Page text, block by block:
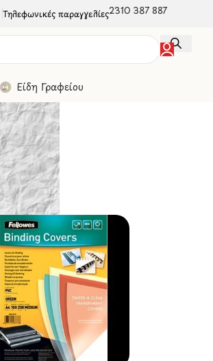
Τηλεφωνικές παραγγελίες2310 387 887
Είδη Γραφείου